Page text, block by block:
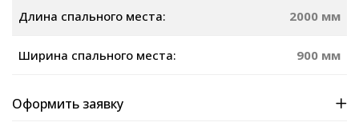
Длина спального места: 2000 мм
Ширина спального места: 900 мм
Оформить заявку